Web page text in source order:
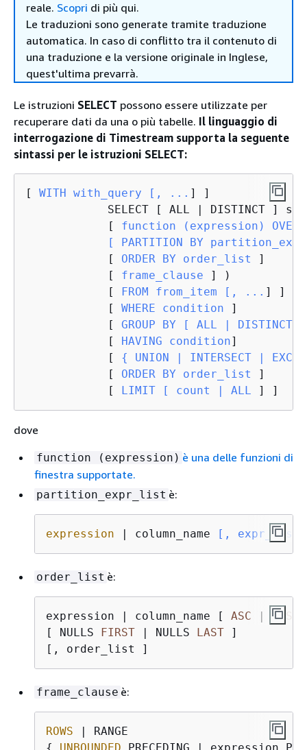
reale. Scopri di più qui.
Le traduzioni sono generate tramite traduzione
automatica. In caso di conflitto tra il contenuto di
una traduzione e la versione originale in Inglese,
quest'ultima prevarrà.
Le istruzioni SELECT possono essere utilizzate per
recuperare dati da una o più tabelle. Il linguaggio di
interrogazione di Timestream supporta la seguente
sintassi per le istruzioni SELECT:
[ WITH with_query [, ... ] ]
SELECT [ ALL | DISTINCT ]
            [
function (expression) OVER
[ PARTITION BY
            [
ORDER BY order_list
]
            [
frame_clause
] )
            [
FROM from_item [, ... ] ]
            [
WHERE condition
]
            [
GROUP BY [ ALL | DISTINCT
            [
HAVING condition]
            [
{
UNION | INTERSECT |
            [
ORDER BY order_list
]
            [
LIMIT [ count | ALL ] ]
dove
function (expression) è una delle funzioni di
finestra supportate.
partition_expr_list è:
expression | column_name [, expr_list
order_list è:
expression | column_name [ ASC | DESC
[ NULLS FIRST | NULLS LAST ]
frame_clause è:
ROWS